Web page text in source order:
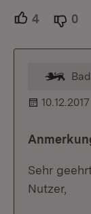
4 0
10.12.2017
Sehr
Nutzer,